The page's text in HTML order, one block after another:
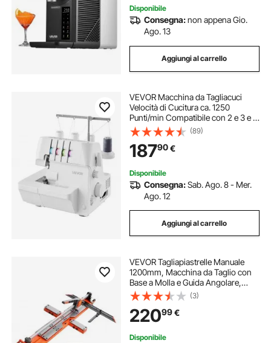
Disponibile
Consegna:non appena Gio.
Ago. 13
Aggiungi al carrello
VEVOR Macchina da Tagliacuci
Velocità di Cucitura ca. 1250
Punti/min Compatibile con 2 e 3 e 4
Fili Trasporto Differenziale
Regolabile 0,7-2, Macchina
Tagliacuci Potenza 91 W Bianca
(89)
18790€
Disponibile
Consegna:Sab. Ago. 8 - Mer.
Ago. 12
Aggiungi al carrello
VEVOR Tagliapiastrelle Manuale
1200mm, Macchina da Taglio con
Base a Molla e Guida Angolare,
Disco in Carburo Tungsteno, Guida
Allineamento, per Fai Da Te
Piastrelle in Ceramica Pavimenti
Cucine Bagni
(3)
22099€
Disponibile